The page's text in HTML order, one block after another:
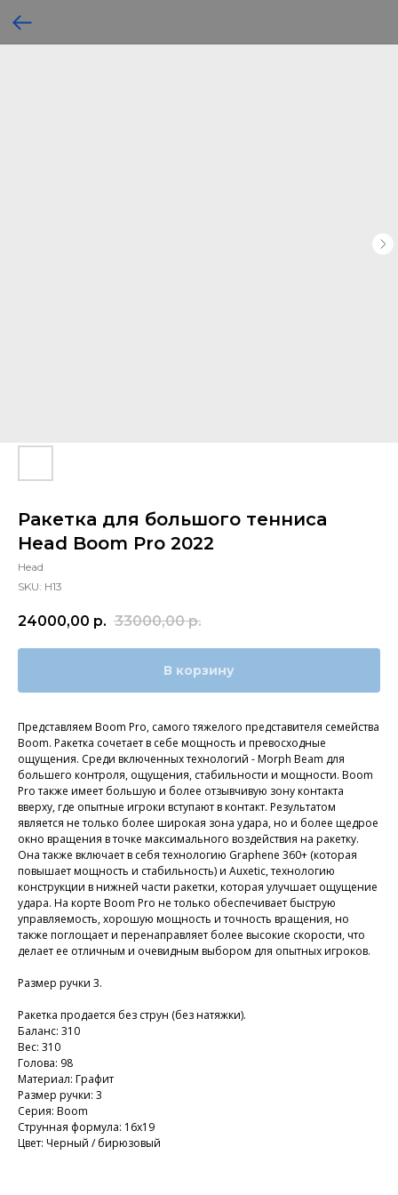
Ракетка для большого тенниса
Head Boom Pro 2022
Head
SKU: H13
24000,00 р. 33000,00 р.
В корзину
Представляем Boom Pro, самого тяжелого представителя семейства
Boom. Ракетка сочетает в себе мощность и превосходные
ощущения. Среди включенных технологий - Morph Beam для
большего контроля, ощущения, стабильности и мощности. Boom
Pro также имеет большую и более отзывчивую зону контакта
вверху, где опытные игроки вступают в контакт. Результатом
является не только более широкая зона удара, но и более щедрое
окно вращения в точке максимального воздействия на ракетку.
Она также включает в себя технологию Graphene 360+ (которая
повышает мощность и стабильность) и Auxetic, технологию
конструкции в нижней части ракетки, которая улучшает ощущение
удара. На корте Boom Pro не только обеспечивает быструю
управляемость, хорошую мощность и точность вращения, но
также поглощает и перенаправляет более высокие скорости, что
делает ее отличным и очевидным выбором для опытных игроков.
Размер ручки 3.
Ракетка продается без струн (без натяжки).
Баланс: 310
Вес: 310
Голова: 98
Материал: Графит
Размер ручки: 3
Серия: Boom
Струнная формула: 16х19
Цвет: Черный / бирюзовый